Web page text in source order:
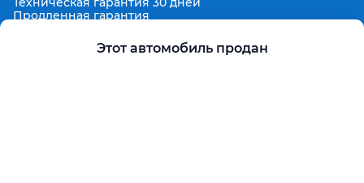
Этот автомобиль продан
Продленная гарантия
Поддержка